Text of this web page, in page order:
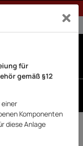
Exklusiv
für
gemäß §12
Komponenten
diese Anlage